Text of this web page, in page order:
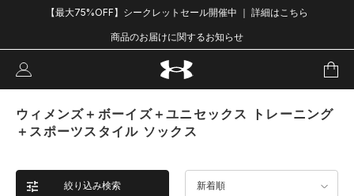
【最大75%OFF】シークレットセール開催中 ｜ 詳細はこちら
商品のお届けに関するお知らせ
ウィメンズ＋ボーイズ＋ユニセックス トレーニング
＋スポーツスタイル ソックス
絞り込み検索 新着順